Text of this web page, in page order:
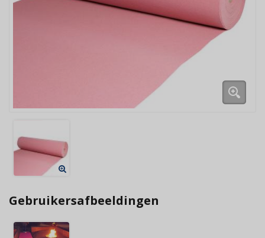
Gebruikersafbeeldingen